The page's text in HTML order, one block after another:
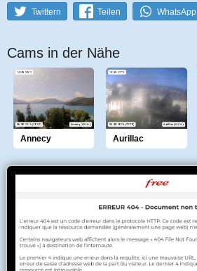
Twittern Teilen WhatsApp
Cams in der Nähe
Annecy Aurillac